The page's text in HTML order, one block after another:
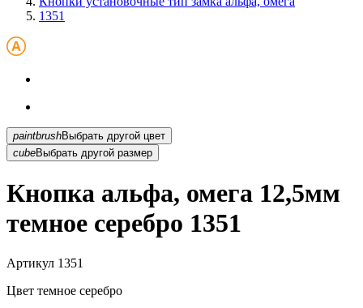
1351
paintbrush
Выбрать другой цвет
cubeВыбрать другой размер
Кнопка альфа, омега 12,5мм
темное серебро 1351
Артикул 1351
Цвет темное серебро